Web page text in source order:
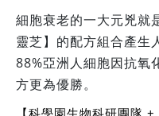
細胞衰老的一大元兇就
靈芝】的配方組合產生
88%亞洲人細胞因抗氧
方更為優勝。
【科學園生物科研團隊